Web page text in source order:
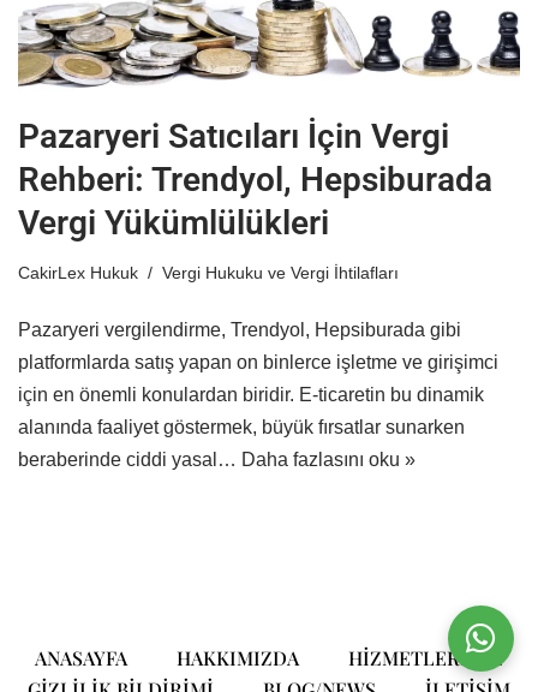
Pazaryeri Satıcıları İçin Vergi
Rehberi: Trendyol, Hepsiburada
Vergi Yükümlülükleri
CakirLex Hukuk Vergi Hukuku ve Vergi İhtilafları
Pazaryeri vergilendirme, Trendyol, Hepsiburada gibi
platformlarda satış yapan on binlerce işletme ve girişimci
için en önemli konulardan biridir. E-ticaretin bu dinamik
alanında faaliyet göstermek, büyük fırsatlar sunarken
beraberinde ciddi yasal… Daha fazlasını oku »
ANASAYFA HAKKIMIZDA
HIZMETLERIMIZ